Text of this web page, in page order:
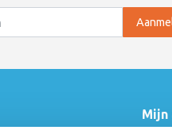
Mijn